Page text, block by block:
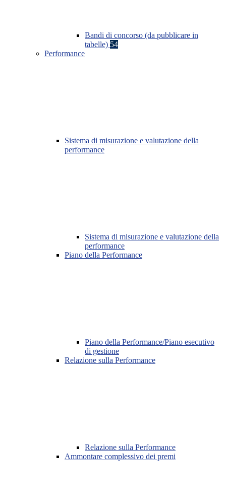
Bandi di concorso (da pubblicare in
tabelle) 54
Performance
Sistema di misurazione e valutazione della
performance
Sistema di misurazione e valutazione della
performance
Piano della Performance
Piano della Performance/Piano esecutivo
di gestione
Relazione sulla Performance
Relazione sulla Performance
Ammontare complessivo dei premi